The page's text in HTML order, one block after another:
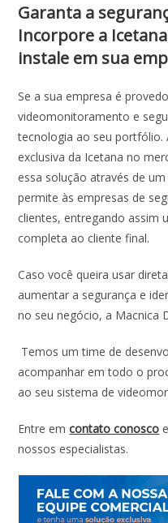
Garanta a
Incorpore a
instale em sua
Se a sua empresa é
videomonitoramento e
tecnologia ao seu portfólio.
exclusiva da Icetana no
essa solução através de
permite às empresas de
clientes, entregando assim
completa ao cliente final.
Caso você queira usar
aumentar a segurança e
no seu negócio, a Macnica
Temos um time de
acompanhar em todo o
ao seu sistema de
Entre emcontato conosco
nossos especialistas.